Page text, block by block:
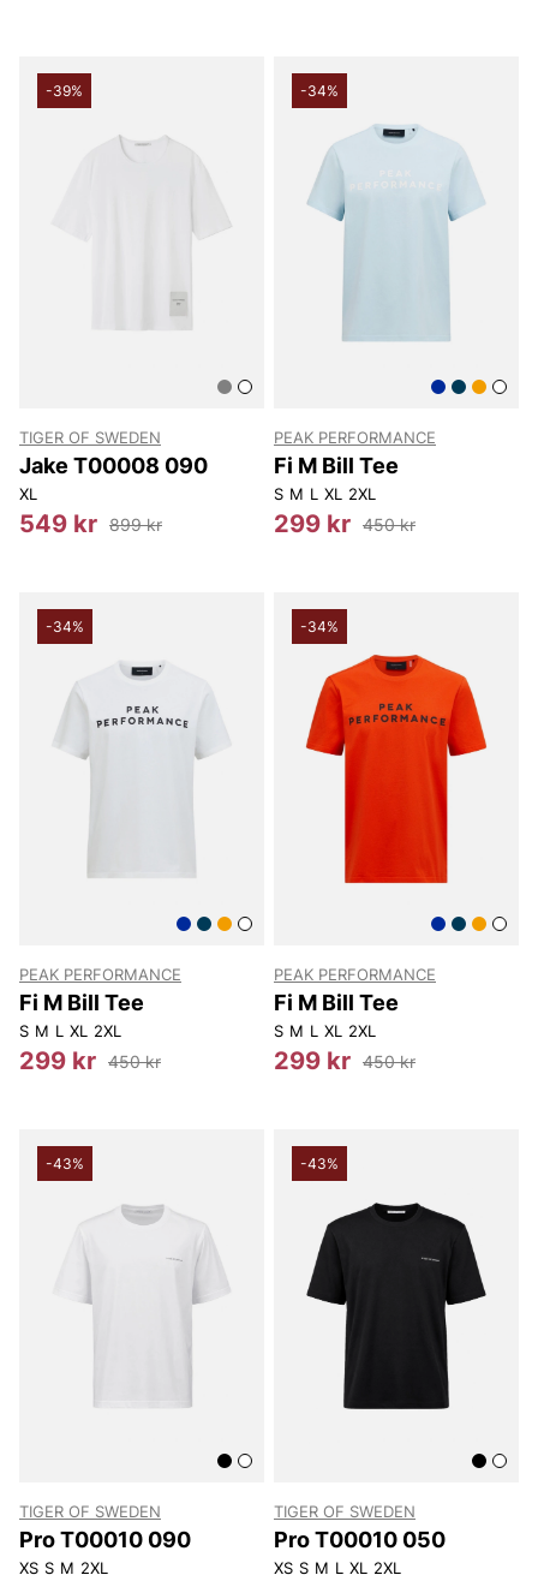
-39%
TIGER OF SWEDEN
Jake T00008 090
XL
549 kr 899 kr
-34%
PEAK PERFORMANCE
Fi M Bill Tee
S M L XL 2XL
299 kr 450 kr
-34%
PEAK PERFORMANCE
Fi M Bill Tee
S M L XL 2XL
299 kr 450 kr
-34%
PEAK PERFORMANCE
Fi M Bill Tee
S M L XL 2XL
299 kr 450 kr
-43%
TIGER OF SWEDEN
Pro T00010 090
XS S M 2XL
-43%
TIGER OF SWEDEN
Pro T00010 050
XS S M L XL 2XL